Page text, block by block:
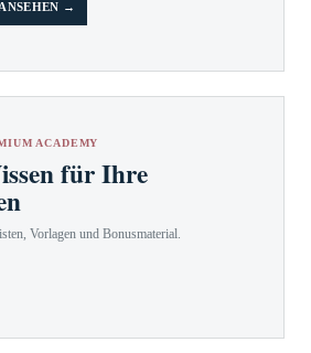
→
ACADEMY
für Ihre
Vorlagen und Bonusmaterial.